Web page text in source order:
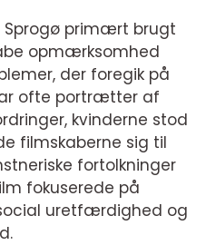
Sprogø primært brugt
opmærksomhed
der foregik på
ofte portrætter af
kvinderne stod
filmskaberne sig til
fortolkninger
fokuserede på
uretfærdighed og